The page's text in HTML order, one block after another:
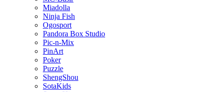
Miadolla
Ninja Fish
Ogosport
Pandora Box Studio
Pic-n-Mix
PinArt
Poker
Puzzle
ShengShou
SotaKids